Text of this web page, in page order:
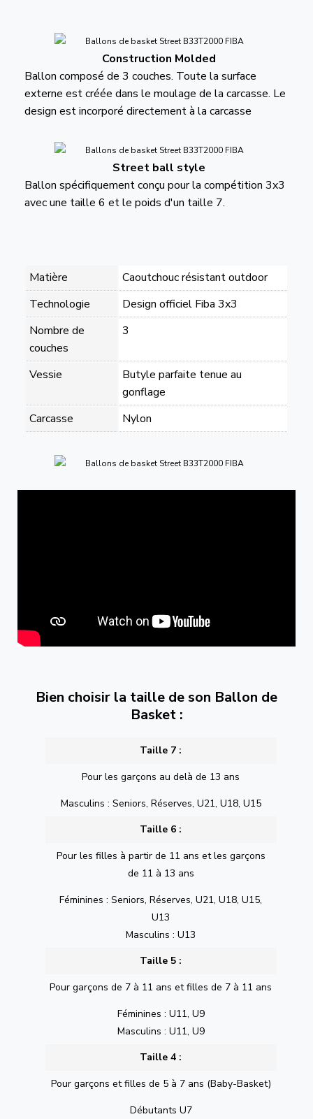
Construction Molded
Ballon composé de 3 couches. Toute la surface
externe est créée dans le moulage de la carcasse. Le
design est incorporé directement à la carcasse
Street ball style
Ballon spécifiquement conçu pour la compétition 3x3
avec une taille 6 et le poids d'un taille 7.
Matière
Caoutchouc résistant outdoor
Technologie
Design officiel Fiba 3x3
Nombre de
couches
3
Vessie
Butyle parfaite tenue au
gonflage
Carcasse
Nylon
Bien choisir la taille de son Ballon de
Basket :
Taille 7 :
Pour les garçons au delà de 13 ans
Masculins : Seniors, Réserves, U21, U18, U15
Taille 6 :
Pour les filles à partir de 11 ans et les garçons
de 11 à 13 ans
Féminines : Seniors, Réserves, U21, U18, U15,
U13
Masculins : U13
Taille 5 :
Pour garçons de 7 à 11 ans et filles de 7 à 11 ans
Féminines : U11, U9
Masculins : U11, U9
Taille 4 :
Pour garçons et filles de 5 à 7 ans (Baby-Basket)
Débutants U7